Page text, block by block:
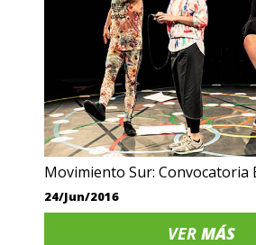
Movimiento Sur: Convocatoria
24/Jun/2016
VERMÁS